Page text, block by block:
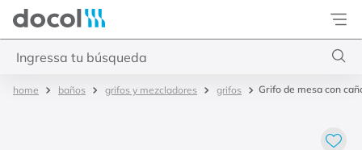
Docol
baños grifos y mezcladores grifos Grifo de mesa con